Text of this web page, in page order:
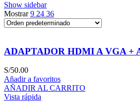
Show sidebar
Mostrar9 24 36
ADAPTADOR HDMI A VGA +
S/50.00
Añadir a favoritos
AÑADIR AL CARRITO
Vista rápida